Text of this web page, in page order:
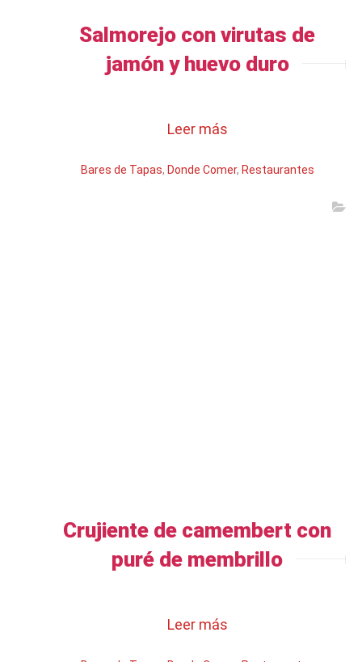
Salmorejo con virutas de
jamón y huevo duro
Leer más
Bares de Tapas, Donde Comer, Restaurantes
Crujiente de camembert con
puré de membrillo
Leer más